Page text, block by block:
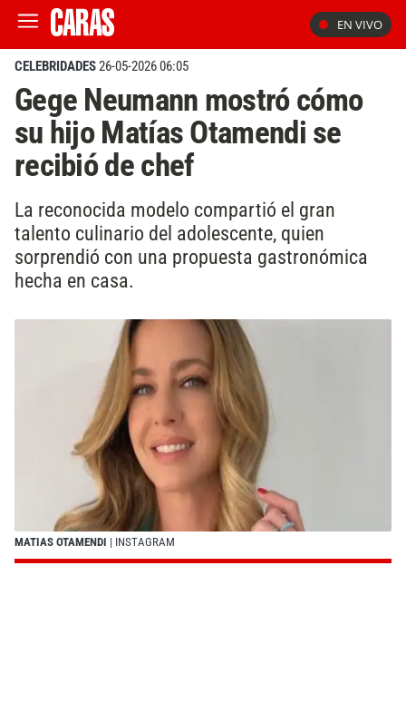
EN VIVO
CELEBRIDADES26-05-2026 06:05
Gege Neumann mostró cómo
su hijo Matías Otamendi se
recibió de chef
La reconocida modelo compartió el gran
talento culinario del adolescente, quien
sorprendió con una propuesta gastronómica
hecha en casa.
MATIAS OTAMENDI | INSTAGRAM